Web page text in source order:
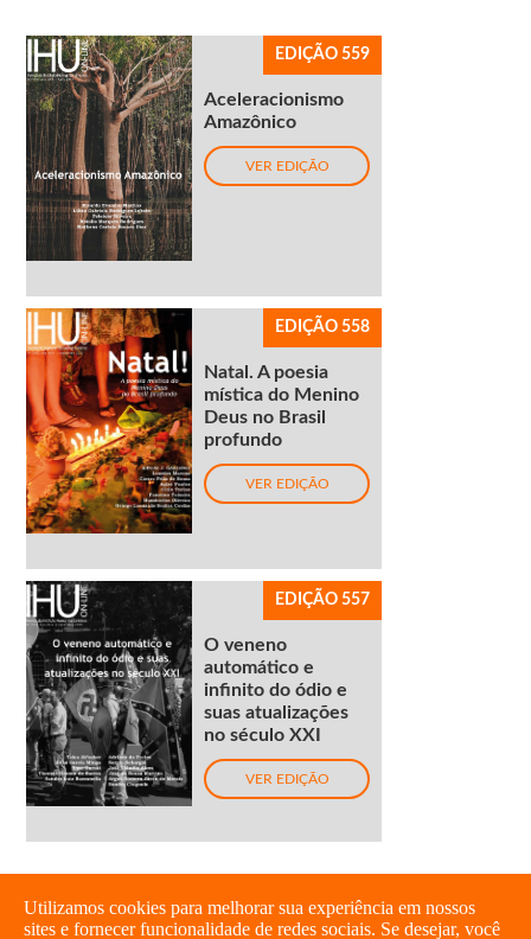
EDIÇÃO 559
Aceleracionismo
Amazônico
VER EDIÇÃO
EDIÇÃO 558
Natal. A poesia
mística do Menino
Deus no Brasil
profundo
VER EDIÇÃO
EDIÇÃO 557
O veneno
automático e
infinito do ódio e
suas atualizações
no século XXI
VER EDIÇÃO
Utilizamos cookies para melhorar sua experiência em nossos
sites e fornecer funcionalidade de redes sociais. Se desejar, você